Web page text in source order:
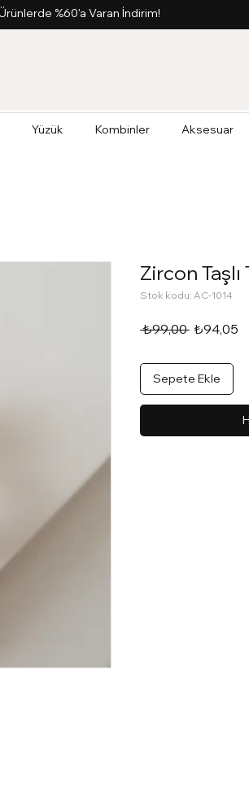
%60'a Varan İndirim!
Yüzük Kombinler Aksesuar
Zircon Taşlı
Stok kodu: AC-1014
₺99,00 Normal
₺94,05
Sepete Ekle